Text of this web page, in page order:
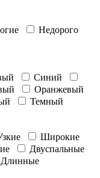
Недорого
Синий
Оранжевый
Темный
Широкие
Двуспальные
Длинные